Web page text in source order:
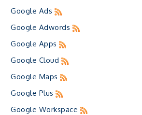
Google Ads
Google Adwords
Google Apps
Google Cloud
Google Maps
Google Plus
Google Workspace